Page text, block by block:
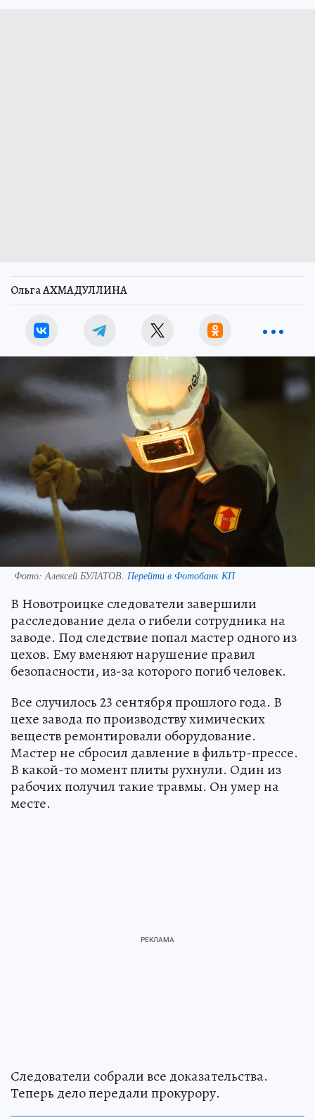
Ольга АХМАДУЛЛИНА
Фото:Алексей БУЛАТОВ. Перейти в Фотобанк КП
В Новотроицке следователи завершили
расследование дела о гибели сотрудника на
заводе. Под следствие попал мастер одного из
цехов. Ему вменяют нарушение правил
безопасности, из-за которого погиб человек.
Все случилось 23 сентября прошлого года. В
цехе завода по производству химических
веществ ремонтировали оборудование.
Мастер не сбросил давление в фильтр-прессе.
В какой-то момент плиты рухнули. Один из
рабочих получил такие травмы. Он умер на
месте.
Следователи собрали все доказательства.
Теперь дело передали прокурору.